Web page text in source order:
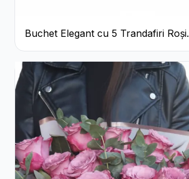
Buchet Elegant cu 5 Trandafiri Roșii
și Eucalipt